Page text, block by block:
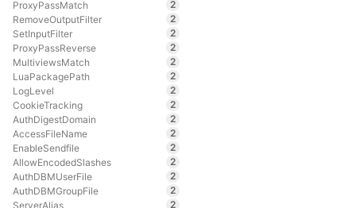
ProxyPassMatch
2
RemoveOutputFilter
2
SetInputFilter
2
ProxyPassReverse
2
MultiviewsMatch
2
LuaPackagePath
2
LogLevel
2
CookieTracking
2
AuthDigestDomain
2
AccessFileName
2
EnableSendfile
2
AllowEncodedSlashes
2
AuthDBMUserFile
2
AuthDBMGroupFile
2
ServerAlias
2